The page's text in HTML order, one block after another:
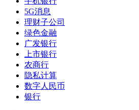
5G消息
理财子公司
绿色金融
广发银行
上市银行
农商行
隐私计算
数字人民币
银行